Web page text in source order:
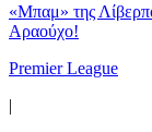
«Μπαμ» της
Αραούχο!
Premier League
|